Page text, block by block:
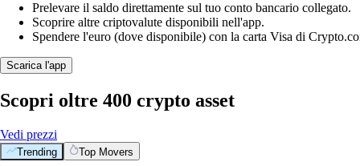
Prelevare il saldo direttamente sul tuo conto bancario collegato.
Scoprire altre criptovalute disponibili nell'app.
Spendere l'euro (dove disponibile) con la carta Visa di
Scarica l'app
Scopri oltre 400 crypto asset
Vedi prezzi
Trending Top Movers